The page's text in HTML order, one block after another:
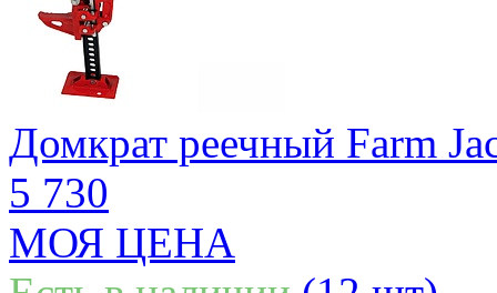
Домкрат реечный Farm
5 730
МОЯ ЦЕНА